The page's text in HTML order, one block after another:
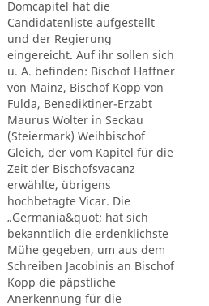
Domcapitel hat die
Candidatenliste aufgestellt
und der Regierung
eingereicht. Auf ihr sollen sich
u. A. befinden: Bischof Haffner
von Mainz, Bischof Kopp von
Fulda, Benediktiner-Erzabt
Maurus Wolter in Seckau
(Steiermark) Weihbischof
Gleich, der vom Kapitel für die
Zeit der Bischofsvacanz
erwählte, übrigens
hochbetagte Vicar. Die
„Germania&quot; hat sich
bekanntlich die erdenklichste
Mühe gegeben, um aus dem
Schreiben Jacobinis an Bischof
Kopp die päpstliche
Anerkennung für die